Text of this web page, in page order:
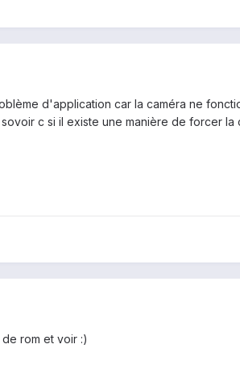
d'application car la caméra ne
c si il existe une manière de forcer
rom et voir :)